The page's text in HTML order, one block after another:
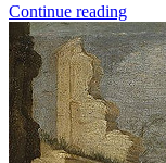
Continue reading